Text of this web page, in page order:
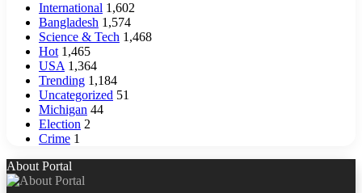
International 1,602
Bangladesh 1,574
Science & Tech 1,468
Hot 1,465
USA 1,364
Trending 1,184
Uncategorized 51
Michigan 44
Election 2
Crime 1
About Portal